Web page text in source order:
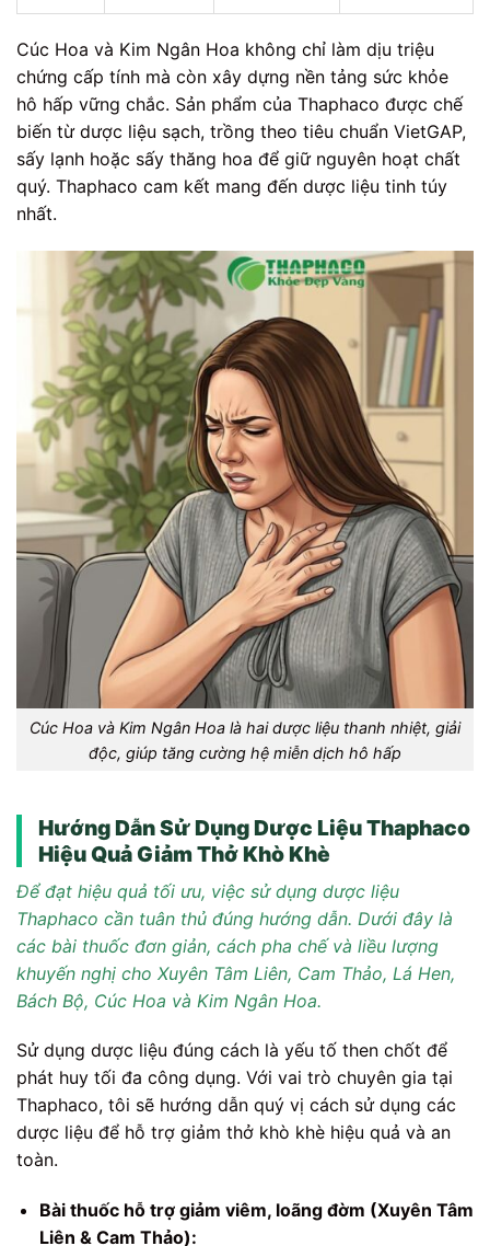
Cúc Hoa và Kim Ngân Hoa không chỉ làm dịu triệu
chứng cấp tính mà còn xây dựng nền tảng sức khỏe
hô hấp vững chắc. Sản phẩm của Thaphaco được chế
biến từ dược liệu sạch, trồng theo tiêu chuẩn VietGAP,
sấy lạnh hoặc sấy thăng hoa để giữ nguyên hoạt chất
quý. Thaphaco cam kết mang đến dược liệu tinh túy
nhất.
Cúc Hoa và Kim Ngân Hoa là hai dược liệu thanh nhiệt, giải
độc, giúp tăng cường hệ miễn dịch hô hấp
Hướng Dẫn Sử Dụng Dược Liệu Thaphaco
Hiệu Quả Giảm Thở Khò Khè
Để đạt hiệu quả tối ưu, việc sử dụng dược liệu
Thaphaco cần tuân thủ đúng hướng dẫn. Dưới đây là
các bài thuốc đơn giản, cách pha chế và liều lượng
khuyến nghị cho Xuyên Tâm Liên, Cam Thảo, Lá Hen,
Bách Bộ, Cúc Hoa và Kim Ngân Hoa.
Sử dụng dược liệu đúng cách là yếu tố then chốt để
phát huy tối đa công dụng. Với vai trò chuyên gia tại
Thaphaco, tôi sẽ hướng dẫn quý vị cách sử dụng các
dược liệu để hỗ trợ giảm thở khò khè hiệu quả và an
toàn.
Bài thuốc hỗ trợ giảm viêm, loãng đờm (Xuyên Tâm
Liên & Cam Thảo):